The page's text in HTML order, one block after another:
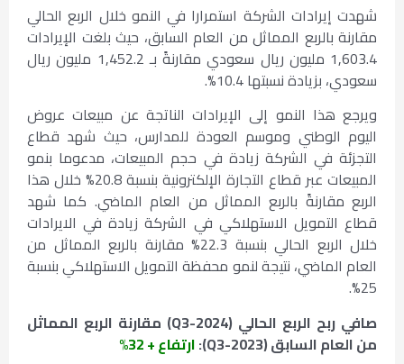
شهدت إيرادات الشركة استمرارا في النمو خلال الربع الحالي
مقارنة بالربع المماثل من العام السابق، حيث بلغت الإيرادات
1,603.4 مليون ريال سعودي مقارنةً بـ 1,452.2 مليون ريال
سعودي، بزيادة نسبتها 10.4%.
ويرجع هذا النمو إلى الإيرادات الناتجة عن مبيعات عروض
اليوم الوطني وموسم العودة للمدارس، حيث شهد قطاع
التجزئة في الشركة زيادة في حجم المبيعات، مدعوما بنمو
المبيعات عبر قطاع التجارة الإلكترونية بنسبة 20.8% خلال هذا
الربع مقارنةً بالربع المماثل من العام الماضي. كما شهد
قطاع التمويل الاستهلاكي في الشركة زيادة في الايرادات
خلال الربع الحالي بنسبة 22.3% مقارنة بالربع المماثل من
العام الماضي، نتيجة لنمو محفظة التمويل الاستهلاكي بنسبة
25%.
صافي ربح الربع الحالي (Q3-2024) مقارنة الربع المماثل
من العام السابق (Q3-2023
):ارتفاع + 32%